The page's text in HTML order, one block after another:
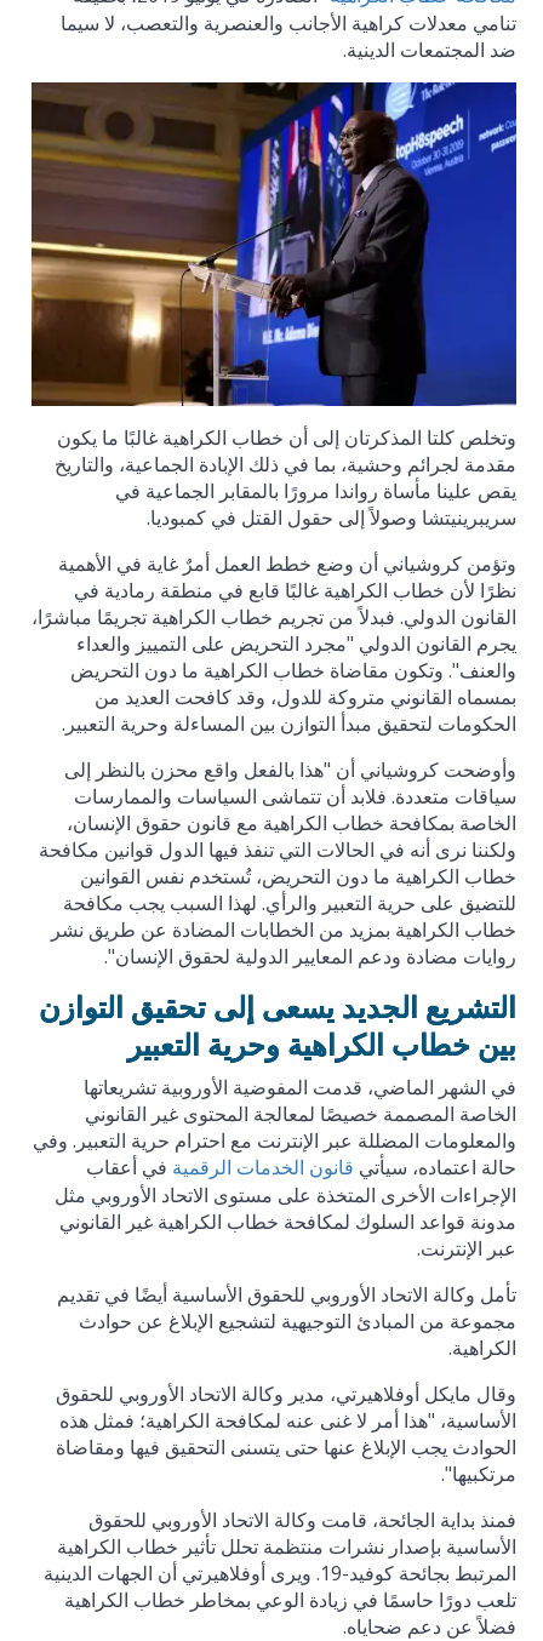
تنامي معدلات كراهية الأجانب والعنصرية والتعصب، لا سيما
ضد المجتمعات الدينية.
وتخلص كلتا المذكرتان إلى أن خطاب الكراهية غالبًا ما يكون
مقدمة لجرائم وحشية، بما في ذلك الإبادة الجماعية، والتاريخ
يقص علينا مأساة رواندا مرورًا بالمقابر الجماعية في
سريبرينيتشا وصولاً إلى حقول القتل في كمبوديا.
وتؤمن كروشياني أن وضع خطط العمل أمرٌ غاية في الأهمية
نظرًا لأن خطاب الكراهية غالبًا قابع في منطقة رمادية في
القانون الدولي. فبدلاً من تجريم خطاب الكراهية تجريمًا مباشرًا،
يجرم القانون الدولي "مجرد التحريض على التمييز والعداء
والعنف". وتكون مقاضاة خطاب الكراهية ما دون التحريض
بمسماه القانوني متروكة للدول، وقد كافحت العديد من
الحكومات لتحقيق مبدأ التوازن بين المساءلة وحرية التعبير.
وأوضحت كروشياني أن "هذا بالفعل واقع محزن بالنظر إلى
سياقات متعددة. فلابد أن تتماشى السياسات والممارسات
الخاصة بمكافحة خطاب الكراهية مع قانون حقوق الإنسان،
ولكننا نرى أنه في الحالات التي تنفذ فيها الدول قوانين مكافحة
خطاب الكراهية ما دون التحريض، تُستخدم نفس القوانين
للتضيق على حرية التعبير والرأي. لهذا السبب يجب مكافحة
خطاب الكراهية بمزيد من الخطابات المضادة عن طريق نشر
روايات مضادة ودعم المعايير الدولية لحقوق الإنسان".
التشريع الجديد يسعى إلى تحقيق التوازن
بين خطاب الكراهية وحرية التعبير
في الشهر الماضي، قدمت المفوضية الأوروبية تشريعاتها
الخاصة المصممة خصيصًا لمعالجة المحتوى غير القانوني
والمعلومات المضللة عبر الإنترنت مع احترام حرية التعبير. وفي
حالة اعتماده، سيأتي قانون الخدمات الرقمية في أعقاب
الإجراءات الأخرى المتخذة على مستوى الاتحاد الأوروبي مثل
مدونة قواعد السلوك لمكافحة خطاب الكراهية غير القانوني
عبر الإنترنت.
تأمل وكالة الاتحاد الأوروبي للحقوق الأساسية أيضًا في تقديم
مجموعة من المبادئ التوجيهية لتشجيع الإبلاغ عن حوادث
الكراهية.
وقال مايكل أوفلاهيرتي، مدير وكالة الاتحاد الأوروبي للحقوق
الأساسية، "هذا أمر لا غنى عنه لمكافحة الكراهية؛ فمثل هذه
الحوادث يجب الإبلاغ عنها حتى يتسنى التحقيق فيها ومقاضاة
مرتكبيها".
فمنذ بداية الجائحة، قامت وكالة الاتحاد الأوروبي للحقوق
الأساسية بإصدار نشرات منتظمة تحلل تأثير خطاب الكراهية
المرتبط بجائحة كوفيد-19. ويرى أوفلاهيرتي أن الجهات الدينية
تلعب دورًا حاسمًا في زيادة الوعي بمخاطر خطاب الكراهية
فضلاً عن دعم ضحاياه.